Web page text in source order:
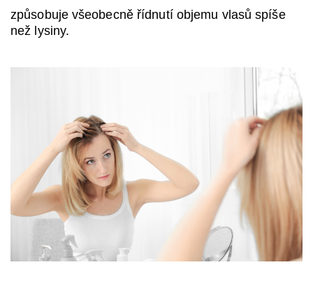
způsobuje všeobecně řídnutí objemu vlasů spíše
než lysiny.